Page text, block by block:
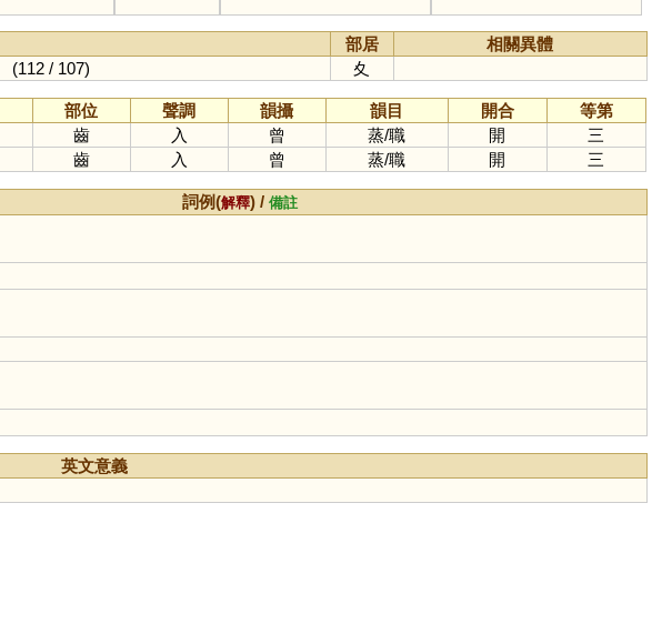
部居
相關異體
(112 / 107) 夊
部位 聲調 韻攝 韻目 開合
等第
齒 入 曾 蒸/職 開
三
齒 入 曾 蒸/職 開 三
詞例(解釋) /備註
英文意義